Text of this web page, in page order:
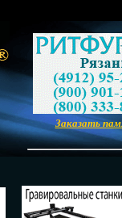
Заказать